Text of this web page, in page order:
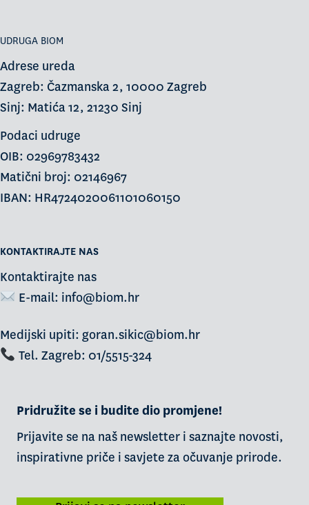
UDRUGA BIOM
Adrese ureda
Zagreb: Čazmanska 2, 10000 Zagreb
Sinj: Matića 12, 21230 Sinj
Podaci udruge
OIB: 02969783432
Matični broj: 02146967
IBAN: HR4724020061101060150
KONTAKTIRAJTE NAS
Kontaktirajte nas
E-mail: info@biom.hr
Medijski upiti: goran.sikic@biom.hr
Tel. Zagreb: 01/5515-324
Pridružite se i budite dio promjene!
Prijavite se na naš newsletter i saznajte novosti,
inspirativne priče i savjete za očuvanje prirode.